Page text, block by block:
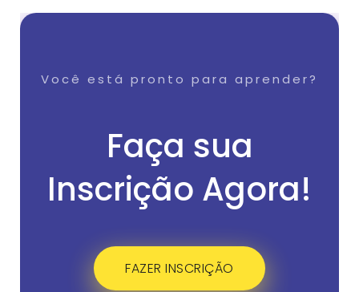
Você está pronto para aprender?
Faça sua
Inscrição Agora!
FAZER INSCRIÇÃO